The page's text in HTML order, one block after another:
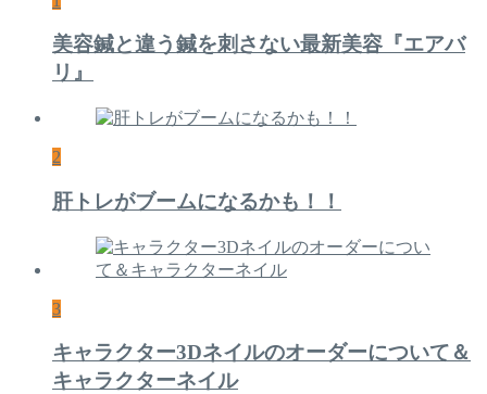
美容鍼と違う鍼を刺さない最新美容『エアバ
リ』
2
肝トレがブームになるかも！！
3
キャラクター3Dネイルのオーダーについて＆
キャラクターネイル